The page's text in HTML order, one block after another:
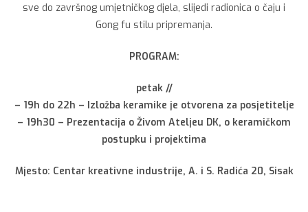
sve do završnog umjetničkog djela, slijedi radionica o čaju i
Gong fu stilu pripremanja.
PROGRAM:
petak //
– 19h do 22h – Izložba keramike je otvorena za posjetitelje
– 19h30 – Prezentacija o Živom Ateljeu DK, o keramičkom
postupku i projektima
Mjesto: Centar kreativne industrije, A. i S. Radića 20, Sisak